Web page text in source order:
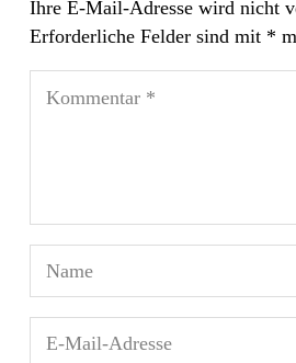
Ihre E-Mail-Adresse wird nicht
Erforderliche Felder sind mit *